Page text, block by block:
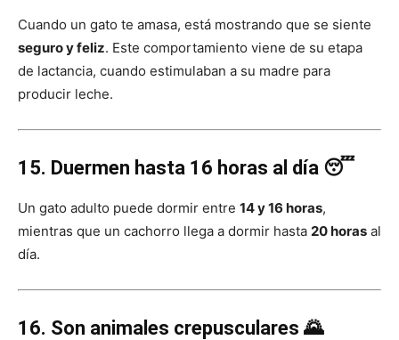
Cuando un gato te amasa, está mostrando que se siente
seguro y feliz. Este comportamiento viene de su etapa
de lactancia, cuando estimulaban a su madre para
producir leche.
15. Duermen hasta 16 horas al día 😴
Un gato adulto puede dormir entre 14 y 16 horas,
mientras que un cachorro llega a dormir hasta 20 horas al
día.
16. Son animales crepusculares 🌄